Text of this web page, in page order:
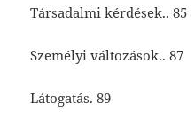
Társadalmi kérdések.. 85
Személyi változások.. 87
Látogatás. 89